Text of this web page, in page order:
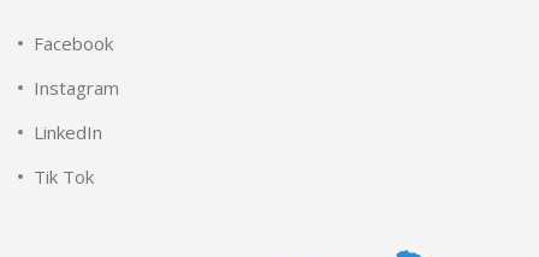
Facebook
Instagram
LinkedIn
Tik Tok